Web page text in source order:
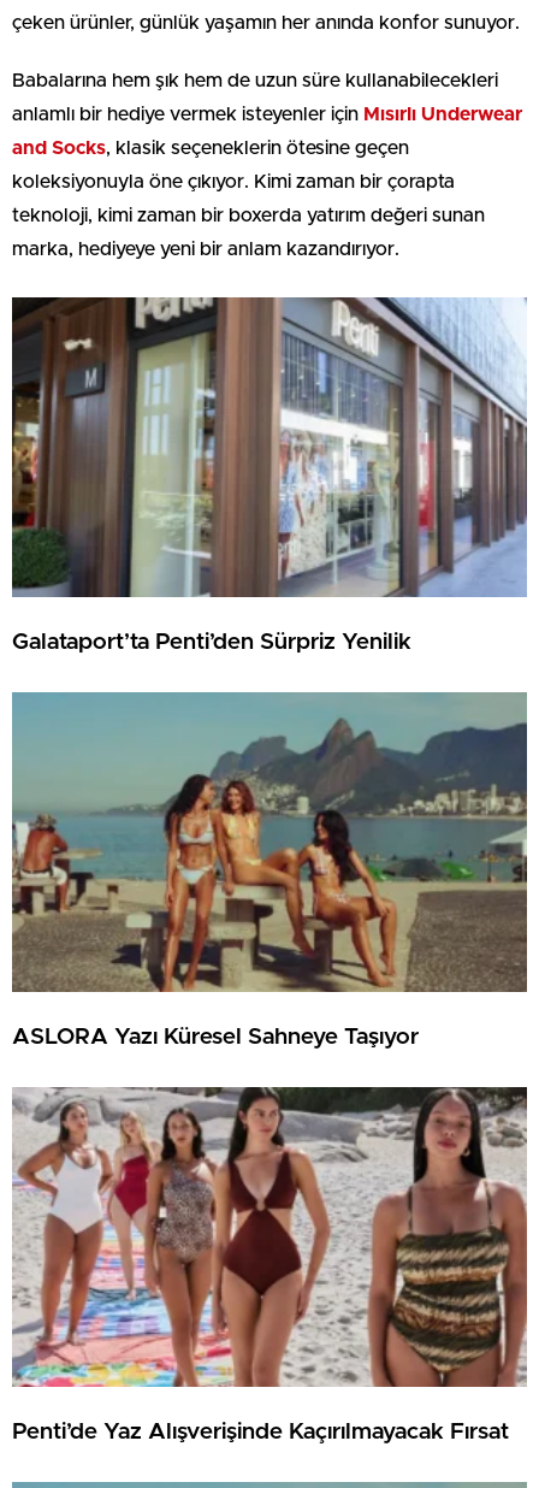
çeken ürünler, günlük yaşamın her anında konfor sunuyor.
Babalarına hem şık hem de uzun süre kullanabilecekleri
anlamlı bir hediye vermek isteyenler için Mısırlı Underwear
and Socks, klasik seçeneklerin ötesine geçen
koleksiyonuyla öne çıkıyor. Kimi zaman bir çorapta
teknoloji, kimi zaman bir boxerda yatırım değeri sunan
marka, hediyeye yeni bir anlam kazandırıyor.
Galataport’ta Penti’den Sürpriz Yenilik
ASLORA Yazı Küresel Sahneye Taşıyor
Penti’de Yaz Alışverişinde Kaçırılmayacak Fırsat